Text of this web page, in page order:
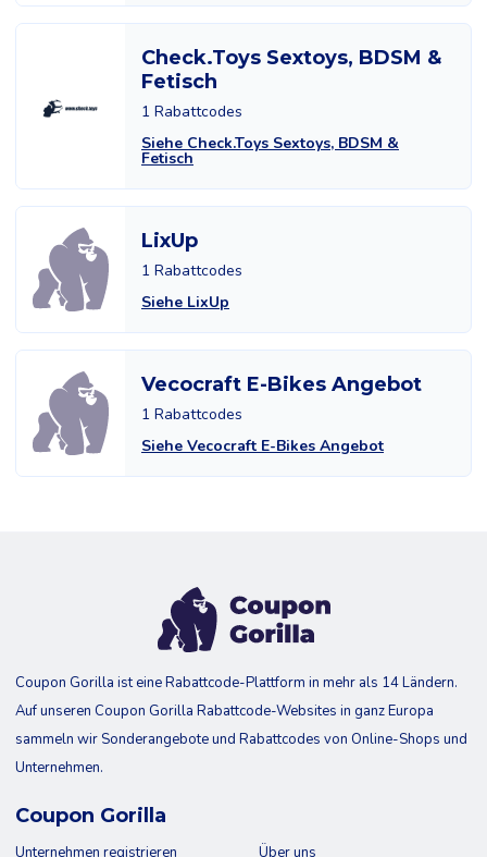
Check.Toys Sextoys, BDSM &
Fetisch
1 Rabattcodes
Siehe Check.Toys Sextoys, BDSM &
Fetisch
LixUp
1 Rabattcodes
Siehe LixUp
Vecocraft E-Bikes Angebot
1 Rabattcodes
Siehe Vecocraft E-Bikes Angebot
Coupon Gorilla ist eine Rabattcode-Plattform in mehr als 14 Ländern.
Auf unseren Coupon Gorilla Rabattcode-Websites in ganz Europa
sammeln wir Sonderangebote und Rabattcodes von Online-Shops und
Unternehmen.
Coupon Gorilla
Unternehmen registrieren Über uns